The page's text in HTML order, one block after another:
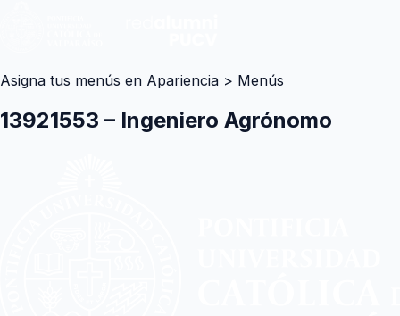
Asigna tus menús en Apariencia > Menús
13921553 – Ingeniero Agrónomo